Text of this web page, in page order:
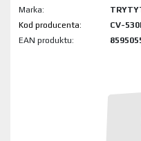
Marka:
Kod produktu:
CV-
EAN produktu: